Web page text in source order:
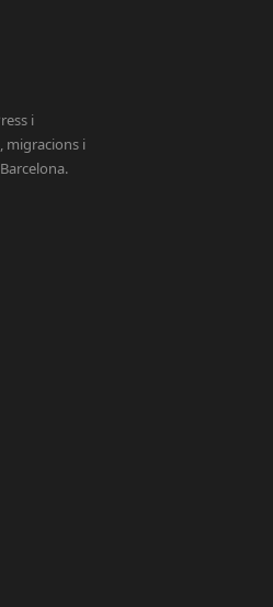
i
migracions i